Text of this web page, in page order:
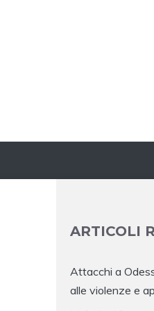
ARTICOLI
Attacchi a
alle violenze e